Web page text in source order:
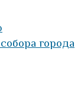
города